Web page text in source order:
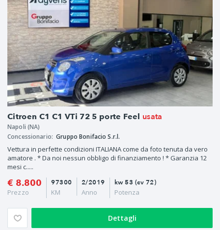
Citroen C1 C1 VTi 72 5 porte Feel usata
Napoli (NA)
Concessionario: Gruppo Bonifacio S.r.l.
Vettura in perfette condizioni ITALIANA come da foto tenuta da vero
amatore . * Da noi nessun obbligo di finanziamento ! * Garanzia 12
mesi c.....
€ 8.800
Prezzo
2/2019
Anno
97300
KM
kw 53 (cv 72)
Potenza
Dettagli